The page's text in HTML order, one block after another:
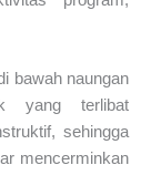
bawah naungan
yang terlibat
sehingga
mencerminkan